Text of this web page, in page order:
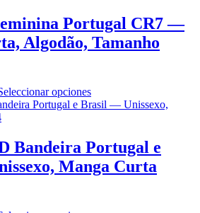
de
producto
€
€
variantes.
Las
opciones
en
la
producto
Portugal CR7 —
Algodão, Tamanho
€
€
opcionesEste
producto
variantes.
Las
opciones
Bandeira Portugal e
Manga Curta